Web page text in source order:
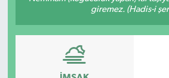
giremez. (Hadis-i